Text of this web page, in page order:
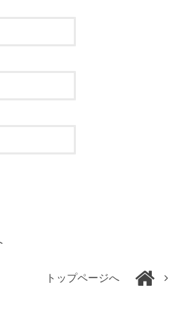
トップページへ